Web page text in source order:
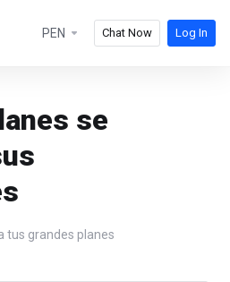
PEN Chat Now Log In
se
tus grandes planes